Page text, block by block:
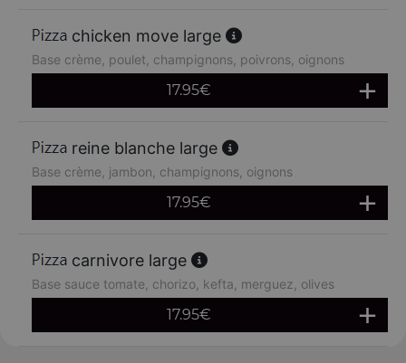
chicken move large
Base crème, poulet, champignons, poivrons, oignons
17.95€
reine blanche large
Base crème, jambon, champignons, oignons
17.95€
carnivore large
Base sauce tomate, chorizo, kefta, merguez, olives
17.95€